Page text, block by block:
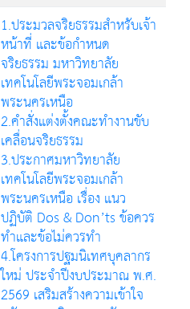
1.ประมวลจริยธรรมสำหรับเจ้า
หน้าที่ และข้อกำหนด
จริยธรรม มหาวิทยาลัย
เทคโนโลยีพระจอมเกล้า
พระนครเหนือ
2.คำสั่งแต่งตั้งคณะทำงานขับ
เคลื่อนจริยธรรม
3.ประกาศมหาวิทยาลัย
เทคโนโลยีพระจอมเกล้า
พระนครเหนือ เรื่อง แนว
ปฏิบัติ Dos & Don’ts ข้อควร
ทำและข้อไม่ควรทำ
4.โครงการปฐมนิเทศบุคลากร
ใหม่ ประจำปีงบประมาณ พ.ศ.
2569 เสริมสร้างความเข้าใจ